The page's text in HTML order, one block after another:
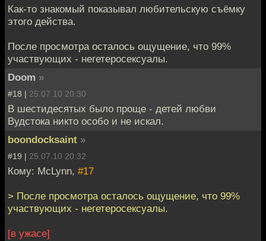
Как-то знакомый показывал любительскую съёмку
этого действа.
После просмотра осталось ощущение, что 99%
участвующих - негетеросексуалы.
Doom »
#18 | 25.07.10 20:30
В шестидесятых было проще - детей любви
Вудстока никто особо и не искал.
boondocksaint »
#19 | 25.07.10 20:32
Кому: McLynn, #17
> После просмотра осталось ощущение, что 99%
участвующих - негетеросексуалы.
[в ужасе]